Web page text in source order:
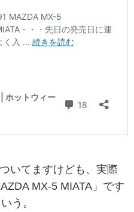
いてますけども、実際
MX-5 MIATA」です
う。